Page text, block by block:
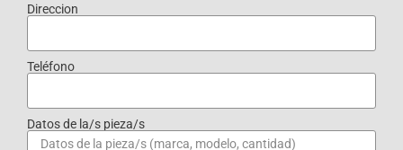
Direccion
Teléfono
Datos de la/s pieza/s